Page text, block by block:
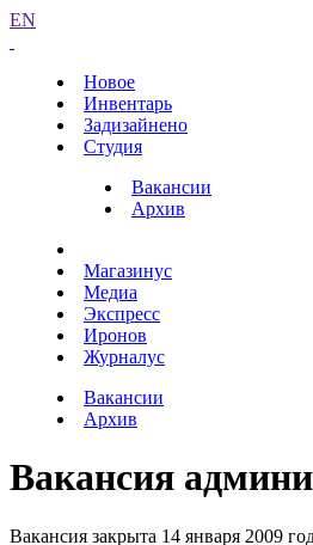
EN
Новое
Инвентарь
Задизайнено
Студия
Вакансии
Архив
Магазинус
Медиа
Экспресс
Иронов
Журналус
Вакансии
Архив
Вакансия
Вакансия закрыта 14 января 2009